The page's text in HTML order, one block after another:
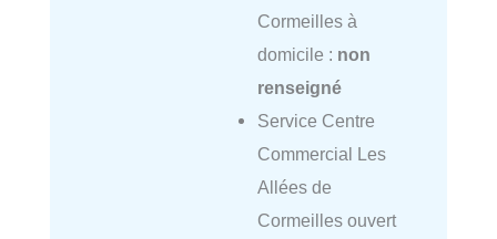
Cormeilles à
domicile : non
renseigné
Service Centre
Commercial Les
Allées de
Cormeilles ouvert